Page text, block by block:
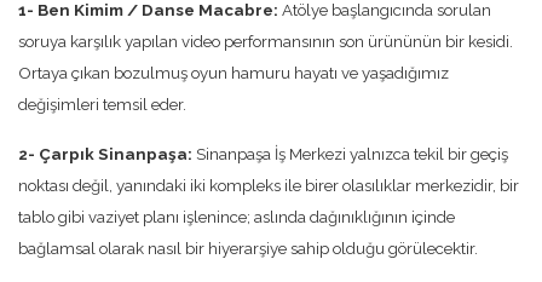
1- Ben Kimim / Danse Macabre: Atölye başlangıcında sorulan
soruya karşılık yapılan video performansının son ürününün bir kesidi.
Ortaya çıkan bozulmuş oyun hamuru hayatı ve yaşadığımız
değişimleri temsil eder.
2- Çarpık Sinanpaşa: Sinanpaşa İş Merkezi yalnızca tekil bir geçiş
noktası değil, yanındaki iki kompleks ile birer olasılıklar merkezidir, bir
tablo gibi vaziyet planı işlenince; aslında dağınıklığının içinde
bağlamsal olarak nasıl bir hiyerarşiye sahip olduğu görülecektir.